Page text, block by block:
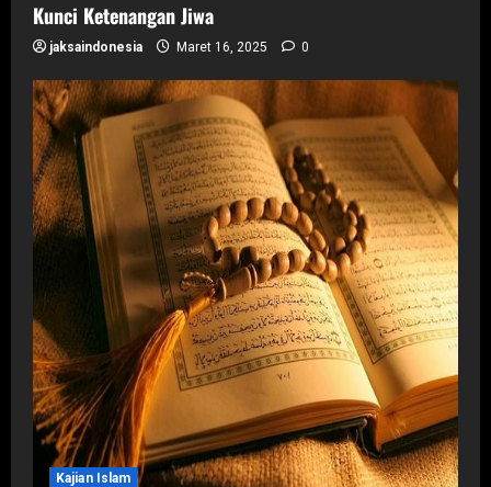
Kunci Ketenangan Jiwa
jaksaindonesia Maret 16, 2025 0
Kajian Islam